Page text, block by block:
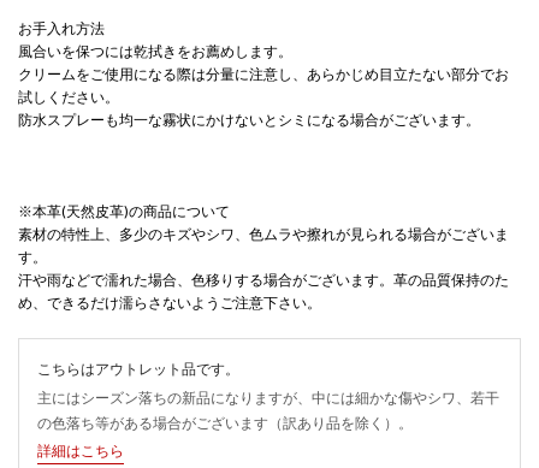
お手入れ方法
風合いを保つには乾拭きをお薦めします。
クリームをご使用になる際は分量に注意し、あらかじめ目立たない部分でお
試しください。
防水スプレーも均一な霧状にかけないとシミになる場合がございます。
※本革(天然皮革)の商品について
素材の特性上、多少のキズやシワ、色ムラや擦れが見られる場合がございま
す。
汗や雨などで濡れた場合、色移りする場合がございます。革の品質保持のた
め、できるだけ濡らさないようご注意下さい。
こちらはアウトレット品です。
主にはシーズン落ちの新品になりますが、中には細かな傷やシワ、若干
の色落ち等がある場合がございます（訳あり品を除く）。
詳細はこちら